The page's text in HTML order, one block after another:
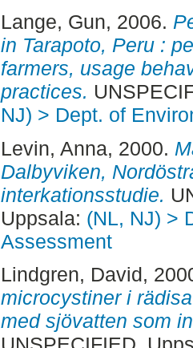
Lange, Gun, 2006.
in Tarapoto, Peru :
farmers, usage
practices.
NJ) > Dept. of
Levin, Anna, 2000.
Dalbyviken,
interkationsstudie.
Uppsala: (NL, NJ) >
Assessment
Lindgren, David,
microcystiner i
med sjövatten som